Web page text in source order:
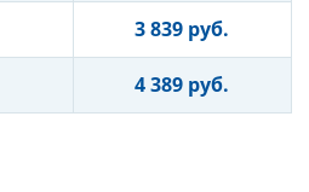
3 839 руб.
4 389 руб.